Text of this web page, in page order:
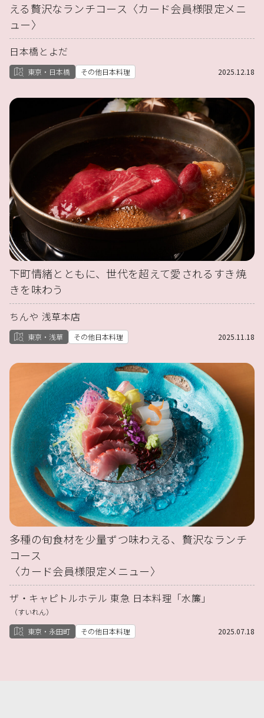
える贅沢なランチコース〈カード会員様限定メニ
ュー〉
日本橋とよだ
東京・日本橋 その他日本料理 2025.12.18
下町情緒とともに、世代を超えて愛されるすき焼
きを味わう
ちんや 浅草本店
東京・浅草 その他日本料理 2025.11.18
多種の旬食材を少量ずつ味わえる、贅沢なランチ
コース
〈カード会員様限定メニュー〉
ザ・キャピトルホテル 東急 日本料理「水簾」
（すいれん）
東京・永田町
その他日本料理 2025.07.18